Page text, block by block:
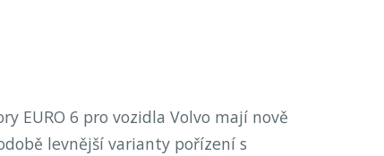
EURO 6 pro vozidla Volvo mají nově
levnější varianty pořízení s